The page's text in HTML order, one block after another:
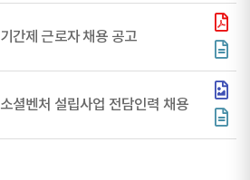
간제 근로자 채용 공고
셜벤처 설립사업 전담인력 채용